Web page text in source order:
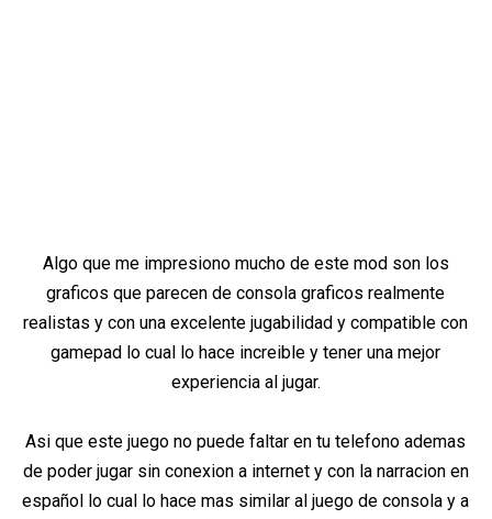
Algo que me impresiono mucho de este mod son los
graficos que parecen de consola graficos realmente
realistas y con una excelente jugabilidad y compatible con
gamepad lo cual lo hace increible y tener una mejor
experiencia al jugar.
Asi que este juego no puede faltar en tu telefono ademas
de poder jugar sin conexion a internet y con la narracion en
español lo cual lo hace mas similar al juego de consola y a